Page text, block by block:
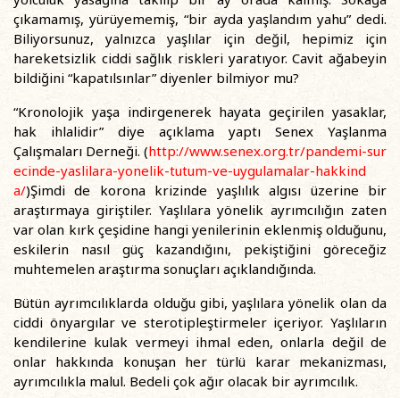
çıkamamış, yürüyememiş, “bir ayda yaşlandım yahu” dedi.
Biliyorsunuz, yalnızca yaşlılar için değil, hepimiz için
hareketsizlik ciddi sağlık riskleri yaratıyor. Cavit ağabeyin
bildiğini “kapatılsınlar” diyenler bilmiyor mu?
“Kronolojik yaşa indirgenerek hayata geçirilen yasaklar,
hak ihlalidir” diye açıklama yaptı Senex Yaşlanma
Çalışmaları Derneği. (http://www.senex.org.tr/pandemi-sur
ecinde-yaslilara-yonelik-tutum-ve-uygulamalar-hakkind
a/)Şimdi de korona krizinde yaşlılık algısı üzerine bir
araştırmaya giriştiler. Yaşlılara yönelik ayrımcılığın zaten
var olan kırk çeşidine hangi yenilerinin eklenmiş olduğunu,
eskilerin nasıl güç kazandığını, pekiştiğini göreceğiz
muhtemelen araştırma sonuçları açıklandığında.
Bütün ayrımcılıklarda olduğu gibi, yaşlılara yönelik olan da
ciddi önyargılar ve sterotipleştirmeler içeriyor. Yaşlıların
kendilerine kulak vermeyi ihmal eden, onlarla değil de
onlar hakkında konuşan her türlü karar mekanizması,
ayrımcılıkla malul. Bedeli çok ağır olacak bir ayrımcılık.